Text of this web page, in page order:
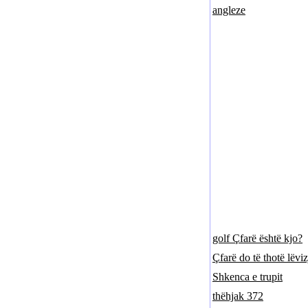
angleze
golf Çfarë është kjo?
Çfarë do të thotë
Shkenca e trupit
thëhjak 372